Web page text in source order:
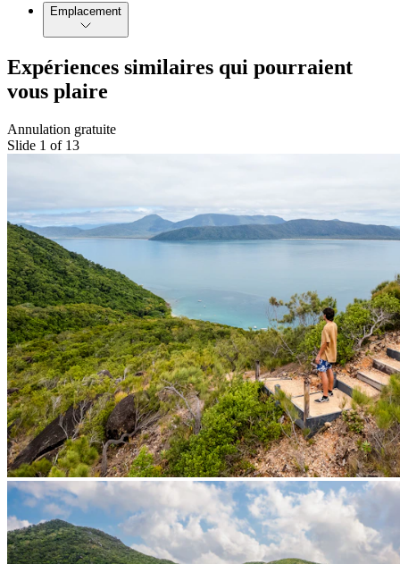
Emplacement
Expériences similaires qui pourraient
vous plaire
Annulation gratuite
Slide 1 of 13